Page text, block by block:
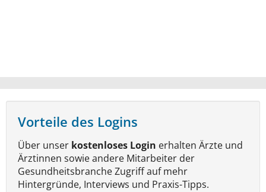
Vorteile des Logins
Über unser kostenloses Login erhalten Ärzte und
Ärztinnen sowie andere Mitarbeiter der
Gesundheitsbranche Zugriff auf mehr
Hintergründe, Interviews und Praxis-Tipps.